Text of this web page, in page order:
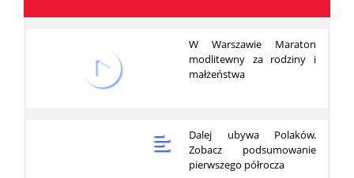
W Warszawie Maraton
modlitewny za rodziny i
małżeństwa
Dalej ubywa Polaków.
Zobacz podsumowanie
pierwszego półrocza